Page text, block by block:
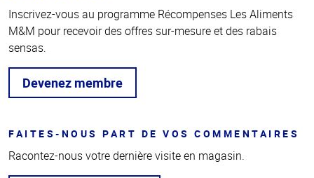
Inscrivez-vous au programme Récompenses Les Aliments
M&M pour recevoir des offres sur-mesure et des rabais
sensas.
Devenez membre
FAITES-NOUS PART DE VOS COMMENTAIRES
Racontez-nous votre dernière visite en magasin.